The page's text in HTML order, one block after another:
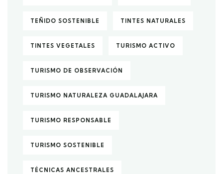
TEÑIDO SOSTENIBLE TINTES NATURALES
TINTES VEGETALES TURISMO ACTIVO
TURISMO DE OBSERVACIÓN
TURISMO NATURALEZA GUADALAJARA
TURISMO RESPONSABLE
TURISMO SOSTENIBLE
TÉCNICAS ANCESTRALES